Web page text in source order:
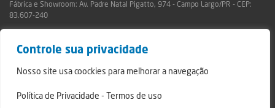
Controle sua privacidade
Nosso site usa coockies para melhorar a navegação
Política de Privacidade - Termos de uso
Fábrica e Showroom: Av. Padre Natal Pigatto, 974 - Campo Largo/PR - CEP:
83.607-240
Relatório de Transparência São Mateus do Sul
© 2024 - Incepa Revestimentos Cerâmicos, todos os direitos reservados.